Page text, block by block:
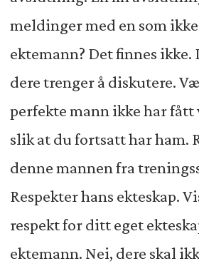
meldinger med en som
ektemann? Det finnes
dere trenger å diskutere.
perfekte mann ikke har fått
slik at du fortsatt har ham.
denne mannen fra
Respekter hans ekteskap.
respekt for ditt eget
ektemann. Nei, dere skal